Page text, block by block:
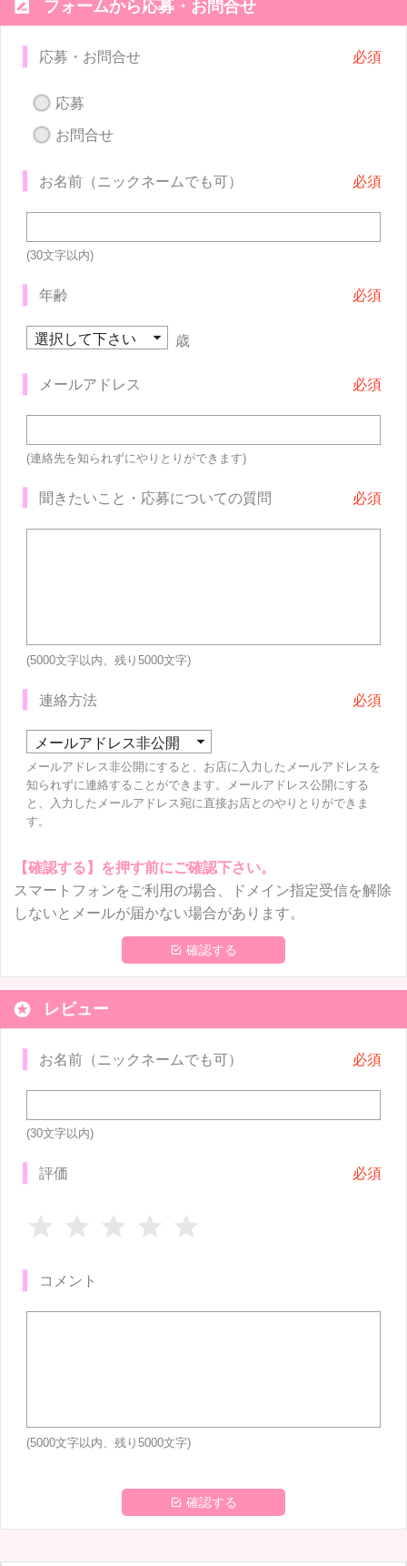
 フォームから応募・お問合せ
応募・お問合せ
応募
お問合せ
お名前（ニックネームでも可）
(30文字以内)
年齢
歳
メールアドレス
(連絡先を知られずにやりとりができます)
聞きたいこと・応募についての質問
(5000文字以内、残り 5000文字)
連絡方法
メールアドレス非公開にすると、お店に入力したメールアドレスを
知られずに連絡することができます。メールアドレス公開にする
と、入力したメールアドレス宛に直接お店とのやりとりができま
す。
【確認する】を押す前にご確認下さい。
スマートフォンをご利用の場合、ドメイン指定受信を解除
しないとメールが届かない場合があります。
 確認する
 レビュー
お名前（ニックネームでも可）
(30文字以内)
評価
コメント
(5000文字以内、残り 5000文字)
 確認する